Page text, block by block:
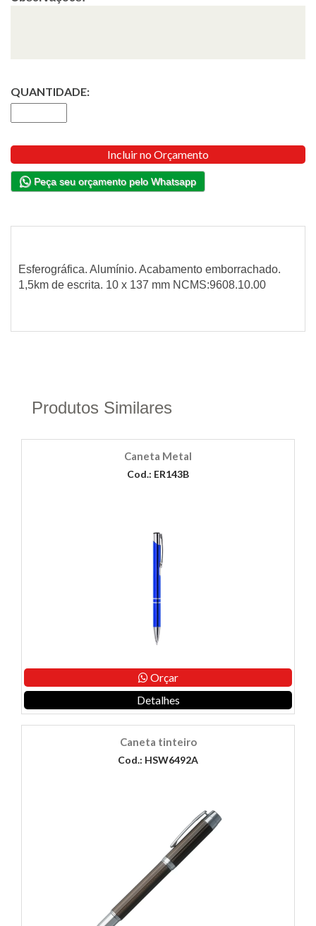
QUANTIDADE:
Incluir no Orçamento
Peça seu orçamento pelo Whatsapp
Esferográfica. Alumínio. Acabamento emborrachado.
1,5km de escrita. 10 x 137 mm NCMS:9608.10.00
Produtos Similares
Caneta Metal
Cod.: ER143B
Orçar
Detalhes
Caneta tinteiro
Cod.: HSW6492A